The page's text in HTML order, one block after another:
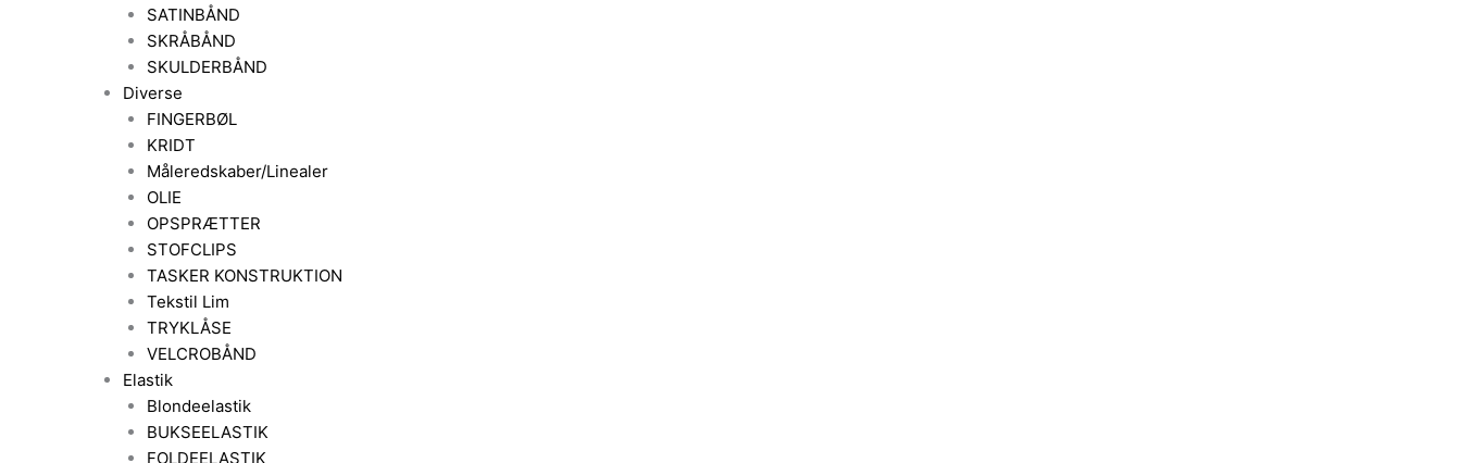
SATINBÅND
SKRÅBÅND
SKULDERBÅND
Diverse
FINGERBØL
KRIDT
Måleredskaber/Linealer
OLIE
OPSPRÆTTER
STOFCLIPS
TASKER KONSTRUKTION
Tekstil Lim
TRYKLÅSE
VELCROBÅND
Elastik
Blondeelastik
BUKSEELASTIK
FOLDEELASTIK